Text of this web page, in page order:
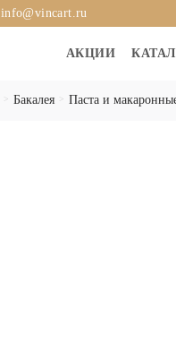
info@vincart.ru
АКЦИИ
Бакалея Паста и